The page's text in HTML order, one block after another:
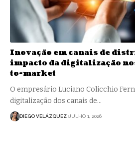
Inovação em canais de
impacto da digitalização
to-market
O empresário Luciano Colicchio
digitalização dos canais de…
DIEGO VELÁZQUEZ JULHO 1, 2026